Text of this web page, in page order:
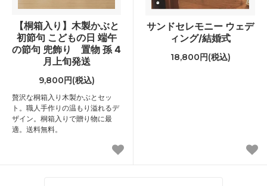
【桐箱入り】木製かぶと
初節句 こどもの日 端午
の節句 兜飾り 置物 孫 4
月上旬発送
9,800円(税込)
贅沢な桐箱入り木製かぶとセッ
ト。職人手作りの温もり溢れるデ
ザイン。桐箱入りで贈り物に最
適。送料無料。
サンドセレモニー ウェデ
ィング/結婚式
18,800円(税込)